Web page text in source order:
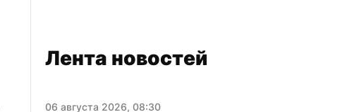
Лента новостей
06 августа 2026, 08:30